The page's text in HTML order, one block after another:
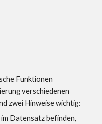
Funktionen
verschiedenen
zwei Hinweise wichtig:
im Datensatz befinden,